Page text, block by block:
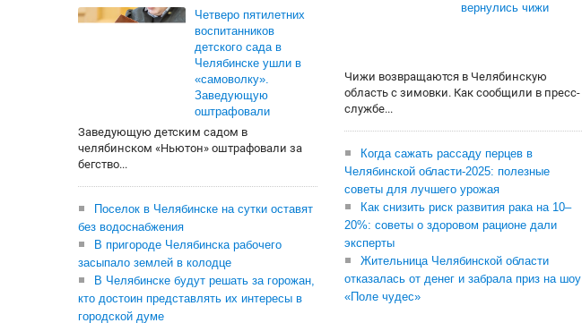
Четверо пятилетних
воспитанников
детского сада в
Челябинске ушли в
«самоволку».
Заведующую
оштрафовали
Заведующую детским садом в
челябинском «Ньютон» оштрафовали за
бегство...
Поселок в Челябинске на сутки оставят
без водоснабжения
В пригороде Челябинска рабочего
засыпало землей в колодце
В Челябинске будут решать за горожан,
кто достоин представлять их интересы в
городской думе
вернулись чижи
Чижи возвращаются в Челябинскую
область с зимовки. Как сообщили в пресс-
службе...
Когда сажать рассаду перцев в
Челябинской области-2025: полезные
советы для лучшего урожая
Как снизить риск развития рака на 10–
20%: советы о здоровом рационе дали
эксперты
Жительница Челябинской области
отказалась от денег и забрала приз на шоу
«Поле чудес»